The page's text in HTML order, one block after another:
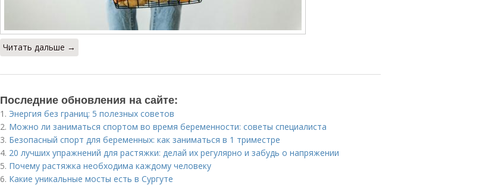
Читать дальше →
Последние обновления на сайте:
1. Энергия без границ: 5 полезных советов
2. Можно ли заниматься спортом во время беременности: советы специалиста
3. Безопасный спорт для беременных: как заниматься в 1 триместре
4. 20 лучших упражнений для растяжки: делай их регулярно и забудь о напряжении
5. Почему растяжка необходима каждому человеку
6. Какие уникальные мосты есть в Сургуте